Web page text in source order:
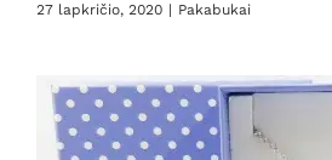
27 lapkričio, 2020 | Pakabukai